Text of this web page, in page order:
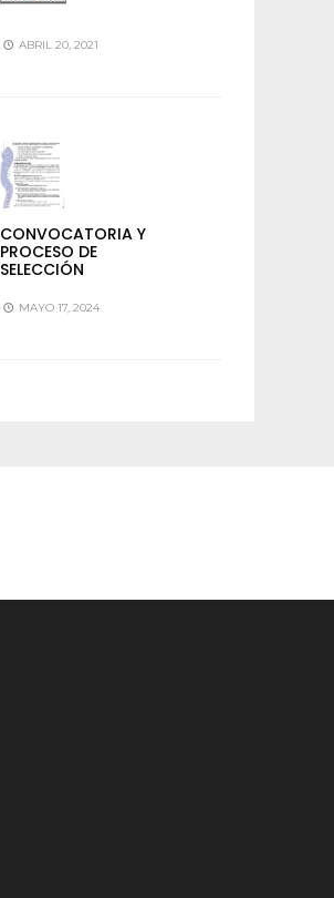
ABRIL 20, 2021
CONVOCATORIA Y
PROCESO DE
SELECCIÓN
MAYO 17, 2024